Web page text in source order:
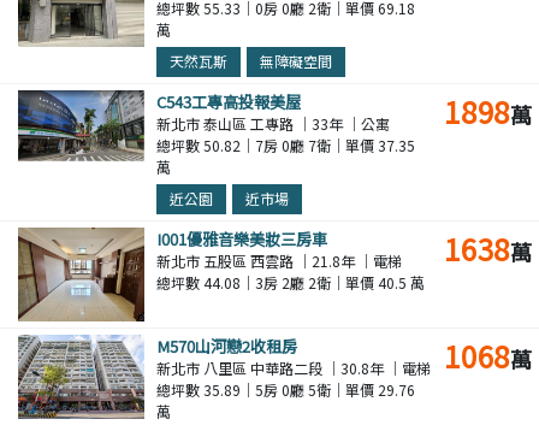
總坪數 55.33｜0房 0廳 2衛｜單價 69.18
萬
天然瓦斯
無障礙空間
C543工專高投報美屋
新北市 泰山區 工專路 ｜33年 ｜公寓
總坪數 50.82｜7房 0廳 7衛｜單價 37.35
萬
近公園
近市場
1898萬
I001優雅音樂美妝三房車
新北市 五股區 西雲路 ｜21.8年 ｜電梯
總坪數 44.08｜3房 2廳 2衛｜單價 40.5 萬
1638萬
M570山河戀2收租房
新北市 八里區 中華路二段 ｜30.8年 ｜電梯
總坪數 35.89｜5房 0廳 5衛｜單價 29.76
萬
1068萬